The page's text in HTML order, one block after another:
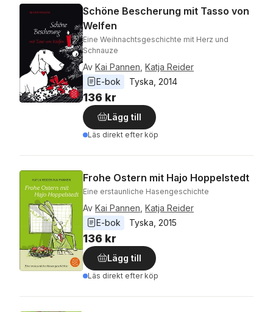
Schöne Bescherung mit Tasso von
Welfen
Eine Weihnachtsgeschichte mit Herz und
Schnauze
Av Kai Pannen Katja Reider
E-bok
Tyska 2014
136 kr
Lägg till
Läs direkt efter köp
Frohe Ostern mit Hajo Hoppelstedt
Eine erstaunliche Hasengeschichte
Av Kai Pannen Katja Reider
E-bok
Tyska 2015
136 kr
Lägg till
Läs direkt efter köp